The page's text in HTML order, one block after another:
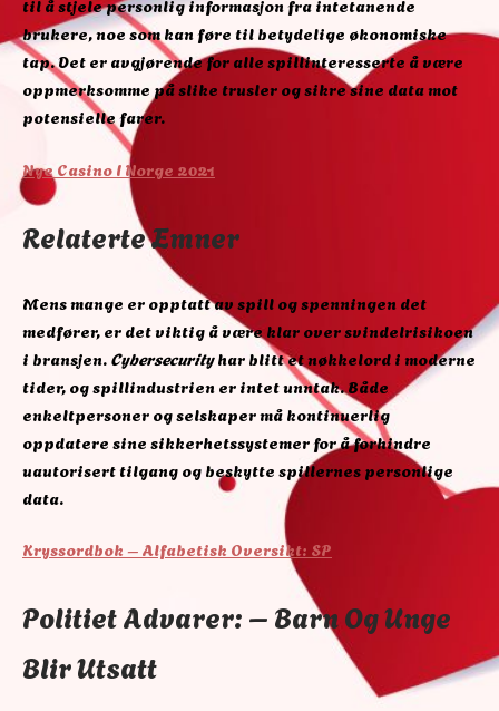
til å stjele personlig informasjon fra intetanende
brukere, noe som kan føre til betydelige økonomiske
tap. Det er avgjørende for alle spillinteresserte å være
oppmerksomme på slike trusler og sikre sine data mot
potensielle farer.
Nye Casino I Norge 2021
Relaterte Emner
Mens mange er opptatt av spill og spenningen det
medfører, er det viktig å være klar over svindelrisikoen
i bransjen.Cybersecurityhar blitt et nøkkelord i moderne
tider, og spillindustrien er intet unntak. Både
enkeltpersoner og selskaper må kontinuerlig
oppdatere sine sikkerhetssystemer for å forhindre
uautorisert tilgang og beskytte spillernes personlige
data.
Kryssordbok – Alfabetisk Oversikt: SP
Politiet Advarer: – Barn Og Unge
Blir Utsatt